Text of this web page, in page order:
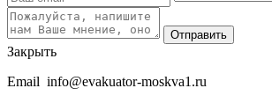
Отправить
Закрыть
Email info@evakuator-moskva1.ru